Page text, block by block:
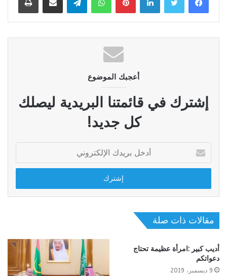
أعجبك الموضوع
إشترك في قائمتنا البريدية ليصلك
كل جديد!
بريدك
الإلكتروني
مقالات ذات صلة
أديب كبير :امرأة عظيمة تحتاج
دعواتكم
9 ديسمبر، 2019